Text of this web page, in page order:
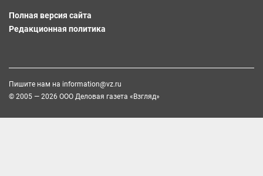
Полная версия сайта
Редакционная политика
Пишите нам на information@vz.ru
© 2005 — 2026 ООО Деловая газета «Взгляд»